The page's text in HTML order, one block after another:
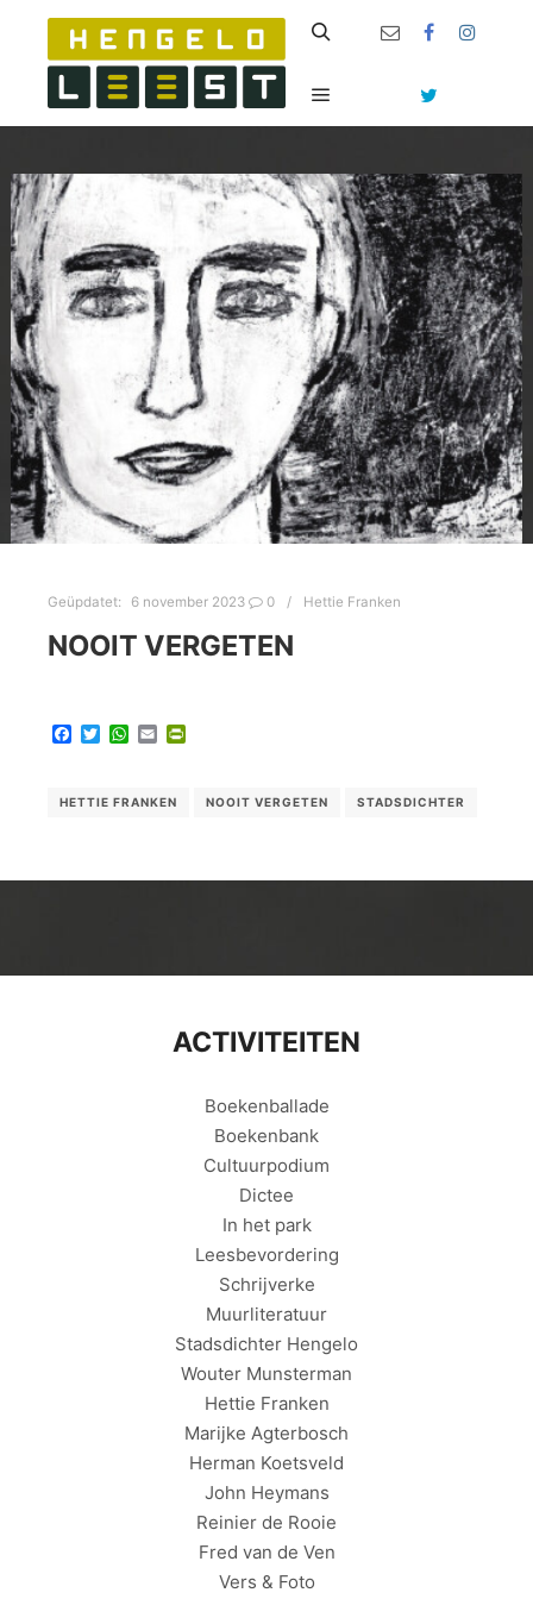
Hoofdmenu
Geüpdatet: 6 november 2023 0 Hettie Franken
NOOIT VERGETEN
Facebook
TwitterWhatsApp
Email
HETTIE FRANKEN NOOIT VERGETEN STADSDICHTER
ACTIVITEITEN
Boekenballade
Boekenbank
Cultuurpodium
Dictee
In het park
Leesbevordering
Schrijverke
Muurliteratuur
Stadsdichter Hengelo
Wouter Munsterman
Hettie Franken
Marijke Agterbosch
Herman Koetsveld
John Heymans
Reinier de Rooie
Fred van de Ven
Vers & Foto